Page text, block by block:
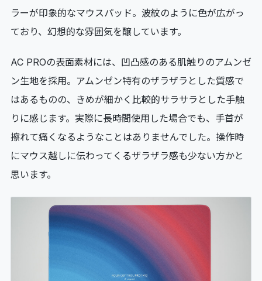
ラーが印象的なマウスパッド。波紋のように色が広がっ
ており、幻想的な雰囲気を醸しています。
AC PROの表面素材には、凹凸感のある肌触りのアムンゼ
ン生地を採用。アムンゼン特有のザラザラとした質感で
はあるものの、きめが細かく比較的サラサラとした手触
りに感じます。実際に長時間使用した場合でも、手首が
擦れて痛くなるようなことはありませんでした。操作時
にマウス越しに伝わってくるザラザラ感も少ない方かと
思います。